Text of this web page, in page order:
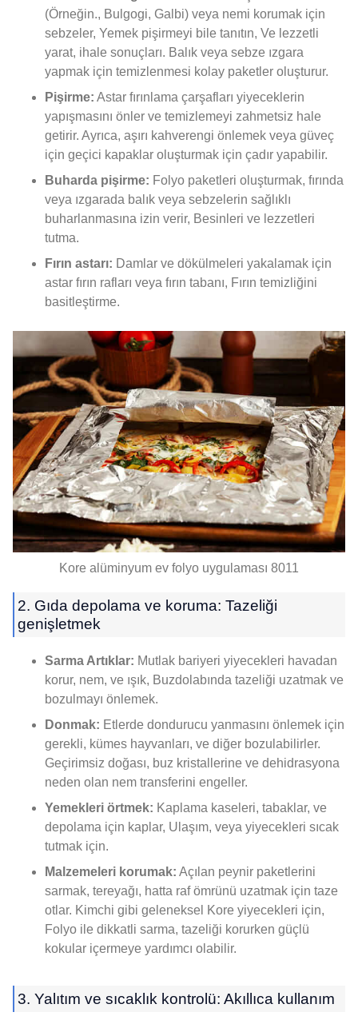
(Örneğin., Bulgogi, Galbi) veya nemi korumak için
sebzeler, Yemek pişirmeyi bile tanıtın, Ve lezzetli
yarat, ihale sonuçları. Balık veya sebze ızgara
yapmak için temizlenmesi kolay paketler oluşturur.
Pişirme: Astar fırınlama çarşafları yiyeceklerin
yapışmasını önler ve temizlemeyi zahmetsiz hale
getirir. Ayrıca, aşırı kahverengi önlemek veya güveç
için geçici kapaklar oluşturmak için çadır yapabilir.
Buharda pişirme: Folyo paketleri oluşturmak, fırında
veya ızgarada balık veya sebzelerin sağlıklı
buharlanmasına izin verir, Besinleri ve lezzetleri
tutma.
Fırın astarı: Damlar ve dökülmeleri yakalamak için
astar fırın rafları veya fırın tabanı, Fırın temizliğini
basitleştirme.
Kore alüminyum ev folyo uygulaması 8011
2. Gıda depolama ve koruma: Tazeliği
genişletmek
Sarma Artıklar: Mutlak bariyeri yiyecekleri havadan
korur, nem, ve ışık, Buzdolabında tazeliği uzatmak ve
bozulmayı önlemek.
Donmak: Etlerde dondurucu yanmasını önlemek için
gerekli, kümes hayvanları, ve diğer bozulabilirler.
Geçirimsiz doğası, buz kristallerine ve dehidrasyona
neden olan nem transferini engeller.
Yemekleri örtmek: Kaplama kaseleri, tabaklar, ve
depolama için kaplar, Ulaşım, veya yiyecekleri sıcak
tutmak için.
Malzemeleri korumak: Açılan peynir paketlerini
sarmak, tereyağı, hatta raf ömrünü uzatmak için taze
otlar. Kimchi gibi geleneksel Kore yiyecekleri için,
Folyo ile dikkatli sarma, tazeliği korurken güçlü
kokular içermeye yardımcı olabilir.
3. Yalıtım ve sıcaklık kontrolü: Akıllıca kullanım